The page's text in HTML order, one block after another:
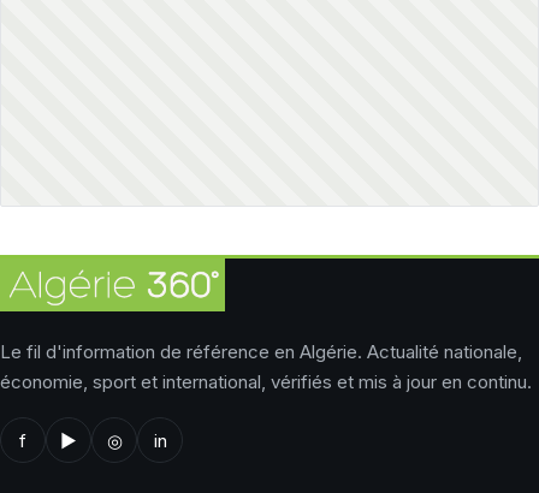
Le fil d'information de référence en Algérie. Actualité nationale,
économie, sport et international, vérifiés et mis à jour en continu.
f ▶ ◎ in